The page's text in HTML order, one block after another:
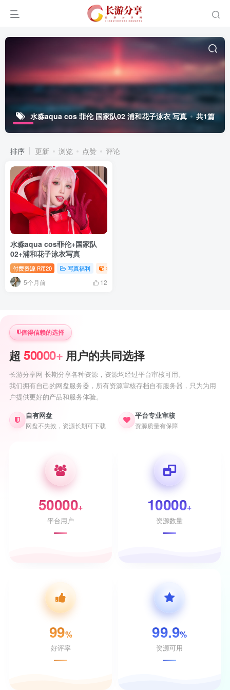
水淼aqua cos 菲伦 国家队02 浦和花子泳衣 写真 共1篇
排序 更新 浏览 点赞 评论
水淼aqua cos菲伦+国家队
02+浦和花子泳衣写真
付费资源 R币20 写真福利 御姐写真照片专题
5个月前 12
值得信赖的选择
超50000+ 用户的共同选择
长游分享网 长期分享各种资源，资源均经过平台审核可用。
我们拥有自己的网盘服务器，所有资源审核存档自有服务器，只为为用
户提供更好的产品和服务体验。
自有网盘
网盘不失效，资源长期可下载
平台专业审核
资源质量有保障
50000+
平台用户
10000+
资源数量
99%
好评率
99.9%
资源可用